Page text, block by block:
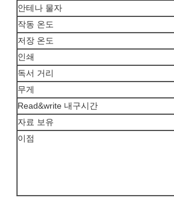
안테나 물자
작동 온도
저장 온도
인쇄
독서 거리
무게
Read&write 내구시간
자료 보유
이점